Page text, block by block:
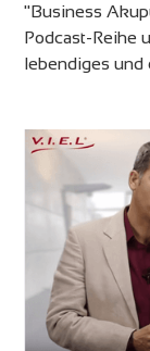
"Business
Podcast-Reihe
lebendiges und